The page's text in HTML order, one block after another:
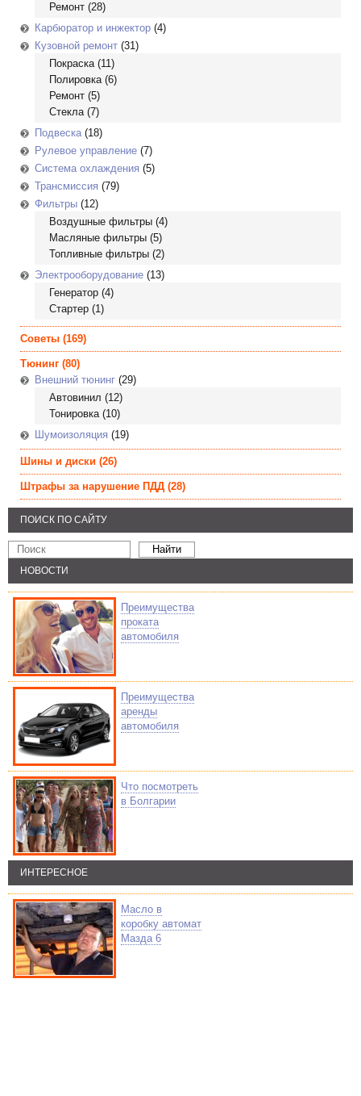
Ремонт (28)
Карбюратор и инжектор (4)
Кузовной ремонт (31)
Покраска(11)
Полировка(6)
Ремонт (5)
Стекла(7)
Подвеска(18)
Рулевое управление (7)
Система охлаждения (5)
Трансмиссия (79)
Фильтры (12)
Воздушные фильтры (4)
Масляные фильтры (5)
Топливные фильтры (2)
Электрооборудование (13)
Генератор (4)
Стартер (1)
Советы (169)
Тюнинг (80)
Внешний тюнинг (29)
Автовинил (12)
Тонировка(10)
Шумоизоляция (19)
Шины и диски (26)
Штрафы за нарушение ПДД (28)
ПОИСК ПО САЙТУ
НОВОСТИ
Преимущества
проката
автомобиля
Преимущества
аренды
автомобиля
Что посмотреть
в Болгарии
ИНТЕРЕСНОЕ
Масло в
коробку автомат
Мазда 6